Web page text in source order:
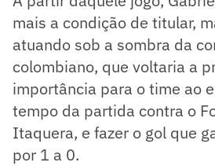
mais a condição de titular,
atuando sob a sombra da
colombiano, que voltaria a
importância para o time ao
tempo da partida contra o
Itaquera, e fazer o gol que
por 1 a 0.